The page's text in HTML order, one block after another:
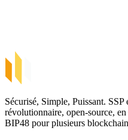
Sécurisé, Simple, Puissant.
révolutionnaire, open-source,
BIP48 pour plusieurs